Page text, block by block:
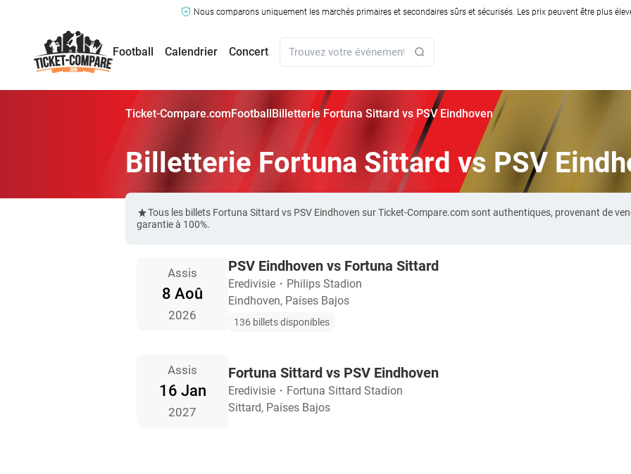
Nous comparons uniquement les marchés primaires et secondaires sûrs et sécurisés. Les prix peuvent être plus
Football Calendrier Concert
Ticket-Compare.comFootballBilletterie Fortuna Sittard vs PSV Eindhoven
Billetterie Fortuna Sittard vs PSV
Tous les billets Fortuna Sittard vs PSV Eindhoven sur Ticket-Compare.com sont authentiques, provenant de
garantie à 100%.
Assis
8 Aoû
2026
PSV Eindhoven vs Fortuna Sittard
Eredivisie ・ Philips Stadion
Eindhoven, Países Bajos
136 billets disponibles
Assis
16 Jan
2027
Fortuna Sittard vs PSV Eindhoven
Eredivisie ・ Fortuna Sittard Stadion
Sittard, Países Bajos